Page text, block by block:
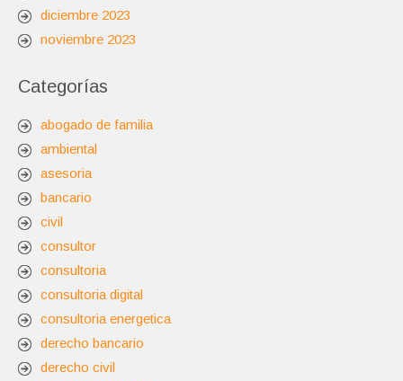
diciembre 2023
noviembre 2023
Categorías
abogado de familia
ambiental
asesoria
bancario
civil
consultor
consultoria
consultoria digital
consultoria energetica
derecho bancario
derecho civil